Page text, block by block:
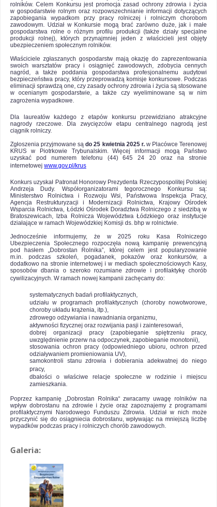
rolników. Celem Konkursu jest promocja zasad ochrony zdrowia i życia
w gospodarstwie rolnym oraz rozpowszechnianie informacji dotyczących
zapobiegania wypadkom przy pracy rolniczej i rolniczym chorobom
zawodowym. Udział w Konkursie mogą brać zarówno duże, jak i małe
gospodarstwa rolne o różnym profilu produkcji (także działy specjalne
produkcji rolnej), których przynajmniej jeden z właścicieli jest objęty
ubezpieczeniem społecznym rolników.
Właściciele zgłaszanych gospodarstw mają okazję do zaprezentowania
swoich warsztatów pracy i osiągnięć zawodowych, zdobycia cennych
nagród, a także poddania gospodarstwa profesjonalnemu audytowi
bezpieczeństwa pracy, który przeprowadzą komisje konkursowe. Podczas
eliminacji sprawdzą one, czy zasady ochrony zdrowia i życia są stosowane
w ocenianym gospodarstwie, a także czy wyeliminowane są w nim
zagrożenia wypadkowe.
Dla laureatów każdego z etapów konkursu przewidziano atrakcyjne
nagrody rzeczowe. Dla zwycięzców etapu centralnego nagrodą jest
ciągnik rolniczy.
Zgłoszenia przyjmowane sądo 25 kwietnia 2025 r.w Placówce Terenowej
KRUS w Piotrkowie Trybunalskim. Więcej informacji mogą Państwo
uzyskać pod numerem telefonu (44) 645 24 20 oraz na stronie
internetowej www.gov.pl/krus
Konkurs uzyskał Patronat Honorowy Prezydenta Rzeczypospolitej Polskiej
Andrzeja Dudy. Współorganizatorami tegorocznego Konkursu są:
Ministerstwo Rolnictwa i Rozwoju Wsi, Państwowa Inspekcja Pracy,
Agencja Restrukturyzacji i Modernizacji Rolnictwa, Krajowy Ośrodek
Wsparcia Rolnictwa, Łódzki Ośrodek Doradztwa Rolniczego z siedzibą w
Bratoszewicach, Izba Rolnicza Województwa Łódzkiego oraz instytucje
działające w ramach Wojewódzkiej Komisji ds. bhp w rolnictwie.
Jednocześnie informujemy, że w 2025 roku Kasa Rolniczego
Ubezpieczenia Społecznego rozpoczęła nową kampanię prewencyjną
pod hasłem „Dobrostan Rolnika”, której celem jest popularyzowanie
m.in. podczas szkoleń, pogadanek, pokazów oraz konkursów, a
dodatkowo na stronie internetowej i w mediach społecznościowych Kasy,
sposobów dbania o szeroko rozumiane zdrowie i profilaktykę chorób
cywilizacyjnych. W ramach nowej kampanii zachęcamy do:
systematycznych badań profilaktycznych,
udziału w programach profilaktycznych (choroby nowotworowe,
choroby układu krążenia, itp.),
zdrowego odżywiania i nawadniania organizmu,
aktywności fizycznej oraz rozwijania pasji i zainteresowań,
dobrej organizacji pracy (zapobieganie spiętrzeniu pracy,
uwzględnienie przerw na odpoczynek, zapobieganie monotonii),
stosowania ochron pracy (odpowiedniego ubioru, ochron przed
odziaływaniem promieniowania UV),
samokontroli stanu zdrowia i dobierania adekwatnej do niego
pracy,
dbałości o właściwe relacje społeczne w rodzinie i miejscu
zamieszkania.
Poprzez kampanię „Dobrostan Rolnika“ zwracamy uwagę rolników na
wpływ dobrostanu na zdrowie i życie oraz zapoznajemy z programami
profilaktycznymi Narodowego Funduszu Zdrowia. Udział w nich może
przyczynić się do osiągniecia dobrostanu, wpływając na mniejszą liczbę
wypadków podczas pracy i rolniczych chorób zawodowych.
Galeria: